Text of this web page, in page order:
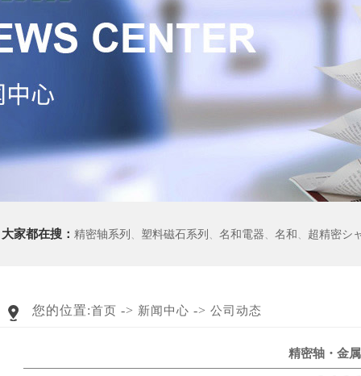
大家都在搜： 精密轴系列 、 塑料磁石系列 、 名和電器 、 名和 、 超精密シ
您的位置:首页 -> 新闻中心 -> 公司动态
精密轴・金